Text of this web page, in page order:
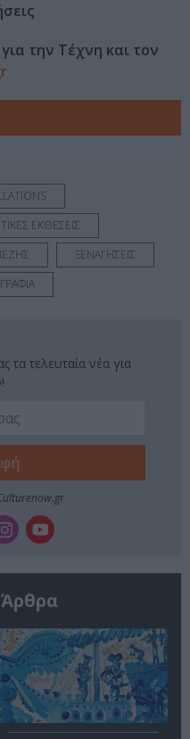
για την Τέχνη και τον
ΕΚΘΕΣΕΙΣ
ΞΕΝΑΓΗΣΕΙΣ
τελευταία νέα για